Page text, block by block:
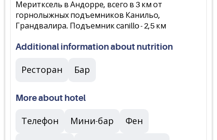
Меритксель в Андорре, всего в 3 км от
горнолыжных подъемников Канильо,
Грандвалира. Подъемник canillo - 2,5 км
Additional information about nutrition
Ресторан Бар
More about hotel
Телефон Мини-бар Фен